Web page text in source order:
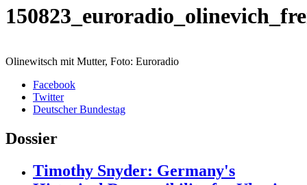
Olinewitsch mit Mutter, Foto: Euroradio
Facebook
Twitter
Deutscher Bundestag
Dossier
Timothy Snyder: Germany's